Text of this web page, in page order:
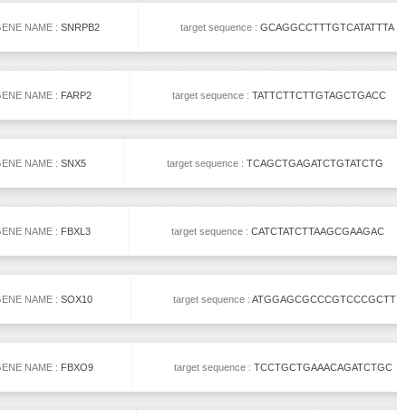
NAME : SNRPB2 target sequence : GCAGGCCTTTGTCATATTTA
NAME : FARP2 target sequence : TATTCTTCTTGTAGCTGACC
NAME : SNX5 target sequence : TCAGCTGAGATCTGTATCTG
NAME : FBXL3 target sequence : CATCTATCTTAAGCGAAGAC
NAME : SOX10 target sequence : ATGGAGCGCCCGTCCCGCTT
NAME : FBXO9 target sequence : TCCTGCTGAAACAGATCTGC